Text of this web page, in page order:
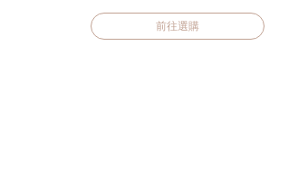
前往選購